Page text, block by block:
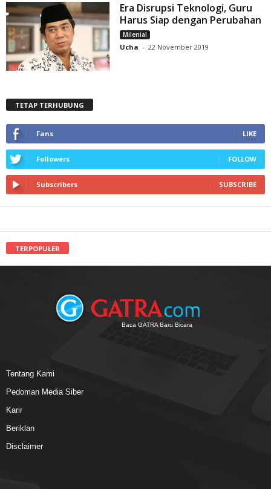
Era Disrupsi Teknologi, Guru
Harus Siap dengan Perubahan
Milenial
Ucha - 22 November 2019
TETAP TERHUBUNG
Fans LIKE
Followers FOLLOW
Subscribers SUBSCRIBE
TERPOPULER
Baca GATRA Baru Bicara
Tentang Kami
Pedoman Media Siber
Karir
Beriklan
Disclaimer